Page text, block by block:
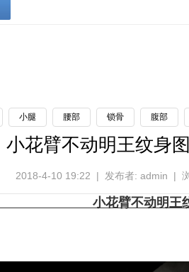
小腿 腰部 锁骨 腹部
小花臂不动明王纹身
2018-4-10 19:22 | 发布者: admin |
小花臂不动明王